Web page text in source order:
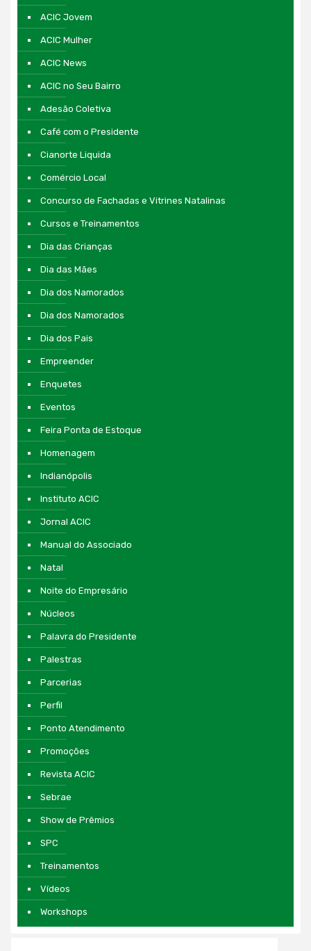
ACIC Jovem
ACIC Mulher
ACIC News
ACIC no Seu Bairro
Adesão Coletiva
Café com o Presidente
Cianorte Liquida
Comércio Local
Concurso de Fachadas e Vitrines Natalinas
Cursos e Treinamentos
Dia das Crianças
Dia das Mães
Dia dos Namorados
Dia dos Namorados
Dia dos Pais
Empreender
Enquetes
Eventos
Feira Ponta de Estoque
Homenagem
Indianópolis
Instituto ACIC
Jornal ACIC
Manual do Associado
Natal
Noite do Empresário
Núcleos
Palavra do Presidente
Palestras
Parcerias
Perfil
Ponto Atendimento
Promoções
Revista ACIC
Sebrae
Show de Prêmios
SPC
Treinamentos
Vídeos
Workshops